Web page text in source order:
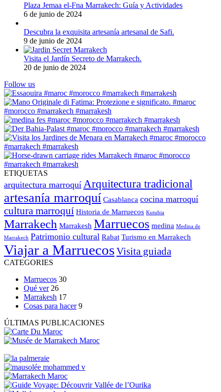
Plaza Jemaa el-Fna Marrakech: Guía y Actividades
6 de junio de 2024
Descubra la exquisita artesanía artesanal de Safi.
9 de junio de 2024
Visita el Jardín Secreto de Marrakech.
20 de junio de 2024
Follow us
ETIQUETAS
arquitectura marroquí Arquitectura tradicional
artesanía marroquí Casablanca cocina marroquí
cultura marroquí Historia de Marruecos Kutubia
Marrakech Marrakesh Marruecos medina Medina de
Marrakech Patrimonio cultural Rabat Turismo en Marrakech
Viajar a MarruecosVisita guiada
CATEGORIES
Marruecos 30
Qué ver 26
Marrakesh 17
Cosas para hacer 9
ÚLTIMAS PUBLICACIONES